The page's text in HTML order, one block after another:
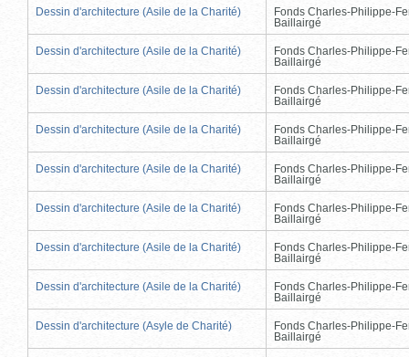
Dessin d'architecture (Asile de la Charité)
Fonds Charles-Philippe-
Baillairgé
Dessin d'architecture (Asile de la Charité)
Fonds Charles-Philippe-
Baillairgé
Dessin d'architecture (Asile de la Charité)
Fonds Charles-Philippe-
Baillairgé
Dessin d'architecture (Asile de la Charité)
Fonds Charles-Philippe-
Baillairgé
Dessin d'architecture (Asile de la Charité)
Fonds Charles-Philippe-
Baillairgé
Dessin d'architecture (Asile de la Charité)
Fonds Charles-Philippe-
Baillairgé
Dessin d'architecture (Asile de la Charité)
Fonds Charles-Philippe-
Baillairgé
Dessin d'architecture (Asile de la Charité)
Fonds Charles-Philippe-
Baillairgé
Dessin d'architecture (Asyle de Charité)
Fonds Charles-Philippe-
Baillairgé